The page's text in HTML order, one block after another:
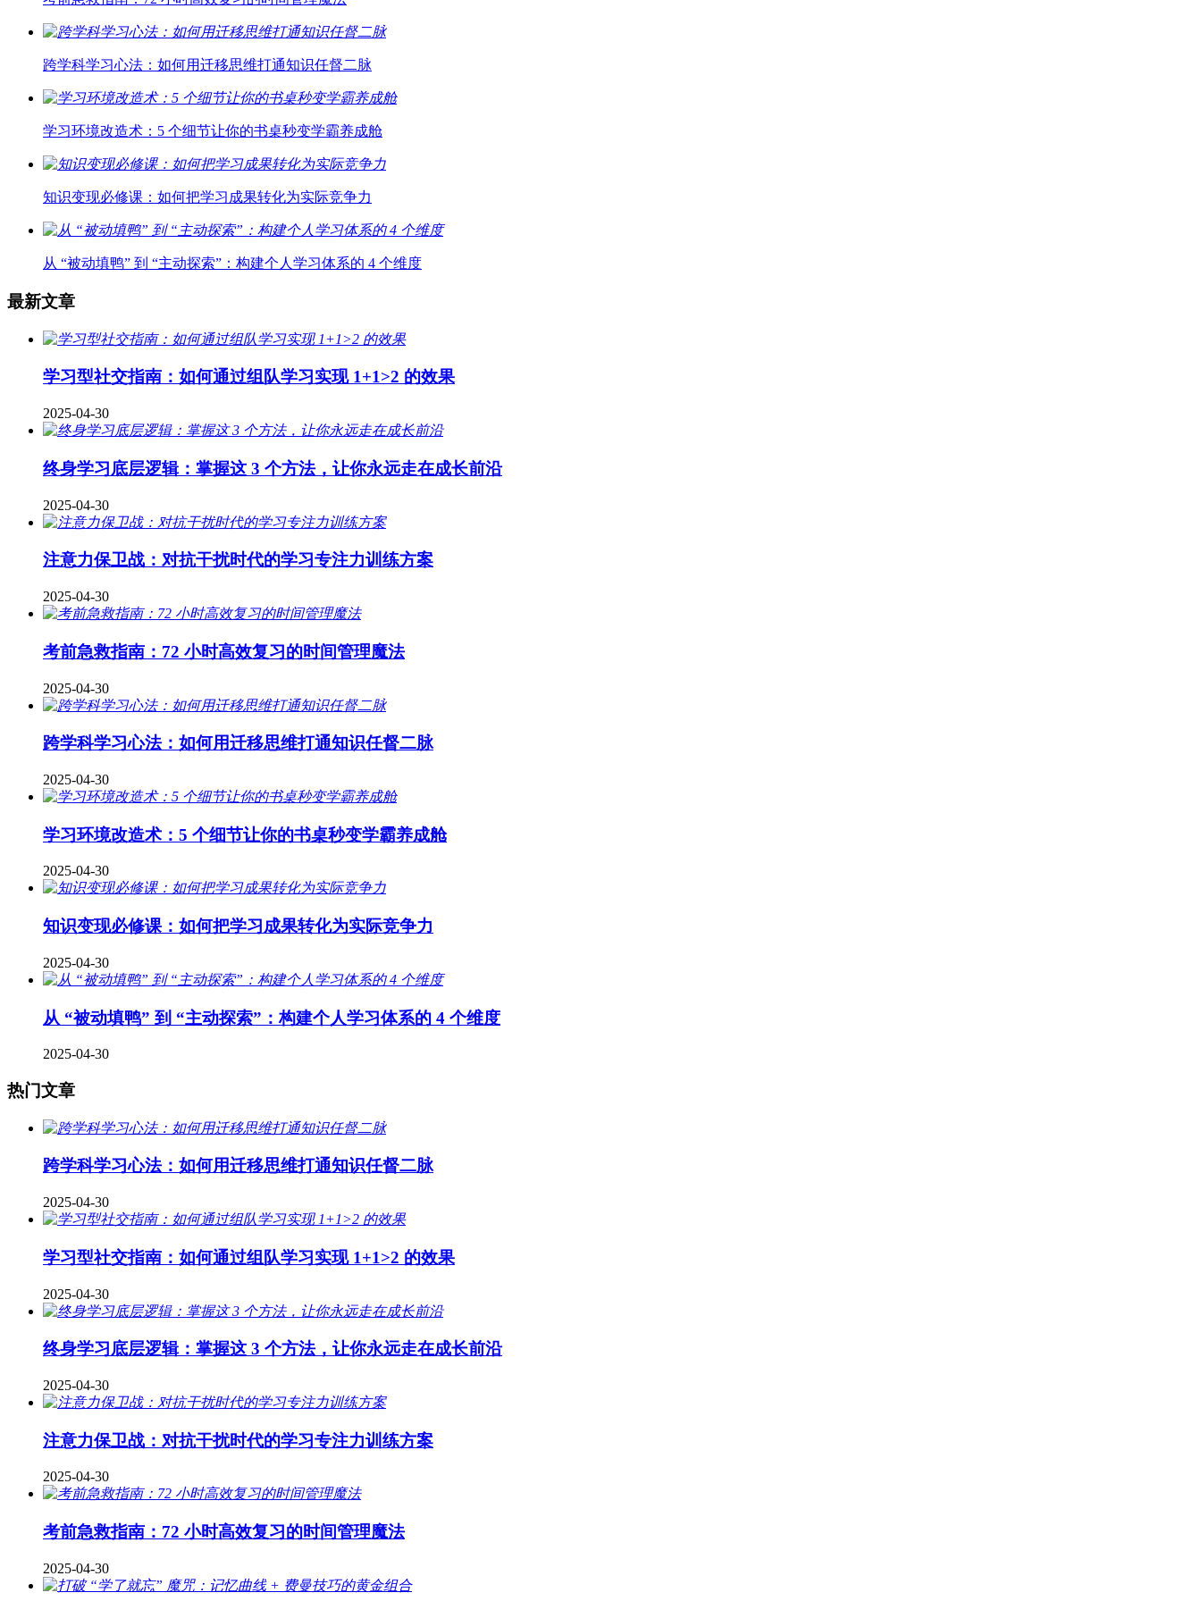
跨学科学习心法：如何用迁移思维打通知识任督二脉
学习环境改造术：5 个细节让你的书桌秒变学霸养成舱
知识变现必修课：如何把学习成果转化为实际竞争力
从 “被动填鸭” 到 “主动探索”：构建个人学习体系的 4 个维度
最新文章
学习型社交指南：如何通过组队学习实现 1+1>2 的效果
2025-04-30
终身学习底层逻辑：掌握这 3 个方法，让你永远走在成长前沿
2025-04-30
注意力保卫战：对抗干扰时代的学习专注力训练方案
2025-04-30
考前急救指南：72 小时高效复习的时间管理魔法
2025-04-30
跨学科学习心法：如何用迁移思维打通知识任督二脉
2025-04-30
学习环境改造术：5 个细节让你的书桌秒变学霸养成舱
2025-04-30
知识变现必修课：如何把学习成果转化为实际竞争力
2025-04-30
从 “被动填鸭” 到 “主动探索”：构建个人学习体系的 4 个维度
2025-04-30
热门文章
跨学科学习心法：如何用迁移思维打通知识任督二脉
2025-04-30
学习型社交指南：如何通过组队学习实现 1+1>2 的效果
2025-04-30
终身学习底层逻辑：掌握这 3 个方法，让你永远走在成长前沿
2025-04-30
注意力保卫战：对抗干扰时代的学习专注力训练方案
2025-04-30
考前急救指南：72 小时高效复习的时间管理魔法
2025-04-30